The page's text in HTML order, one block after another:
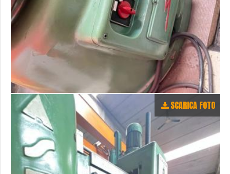
SCARICA FOTO